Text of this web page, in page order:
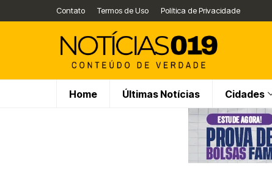
Contato Termos de Uso Política de Privacidade
Home Últimas Notícias Cidades